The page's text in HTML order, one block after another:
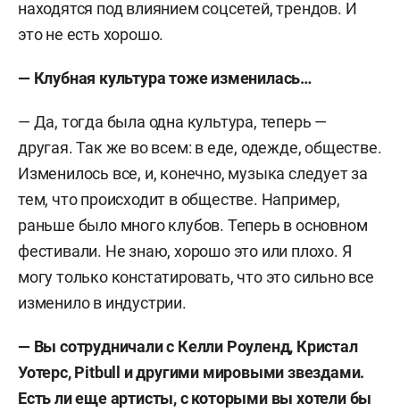
находятся под влиянием соцсетей, трендов. И
это не есть хорошо.
— Клубная культура тоже изменилась…
— Да, тогда была одна культура, теперь —
другая. Так же во всем: в еде, одежде, обществе.
Изменилось все, и, конечно, музыка следует за
тем, что происходит в обществе. Например,
раньше было много клубов. Теперь в основном
фестивали. Не знаю, хорошо это или плохо. Я
могу только констатировать, что это сильно все
изменило в индустрии.
— Вы сотрудничали с Келли Роуленд, Кристал
Уотерс,Pitbull
и другими мировыми звездами.
Есть ли еще артисты, с которыми вы хотели бы